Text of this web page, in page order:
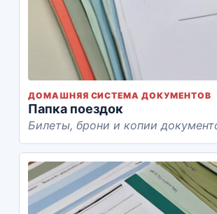
ДОМАШНЯЯ СИСТЕМА ДОКУМЕНТОВ
Папка поездок
Билеты, брони и копии